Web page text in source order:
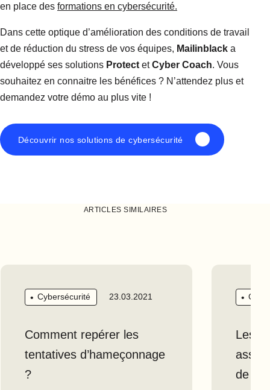
en place des formations en cybersécurité.
Dans cette optique d’amélioration des conditions de travail
et de réduction du stress de vos équipes, Mailinblack a
développé ses solutions Protect etCyber Coach. Vous
souhaitez en connaitre les bénéfices ? N’attendez plus et
demandez votre démo au plus vite !
Découvrir nos solutions de cybersécurité
ARTICLES SIMILAIRES
Cybersécurité 23.03.2021
Comment repérer les
tentatives d’hameçonnage
?
Les
de